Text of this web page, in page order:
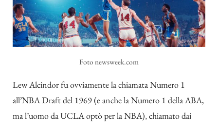
Foto newsweek.com
Lew Alcindor fu ovviamente la chiamata Numero 1
all’NBA Draft del 1969 (e anche la Numero 1 della ABA,
ma l’uomo da UCLA optò per la NBA), chiamato dai